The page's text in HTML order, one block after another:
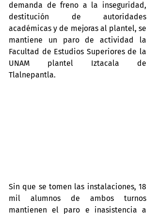
demanda de freno a la inseguridad,
destitución de autoridades
académicas y de mejoras al plantel, se
mantiene un paro de actividad la
Facultad de Estudios Superiores de la
UNAM plantel Iztacala de
Tlalnepantla.
Sin que se tomen las instalaciones, 18
mil alumnos de ambos turnos
mantienen el paro e inasistencia a